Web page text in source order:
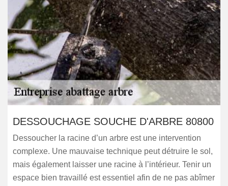
DESSOUCHAGE SOUCHE D'ARBRE 80800
Dessoucher la racine d’un arbre est une intervention
complexe. Une mauvaise technique peut détruire le sol,
mais également laisser une racine à l’intérieur. Tenir un
espace bien travaillé est essentiel afin de ne pas abîmer